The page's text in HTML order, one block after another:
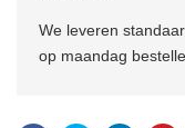
We leveren
op maandag